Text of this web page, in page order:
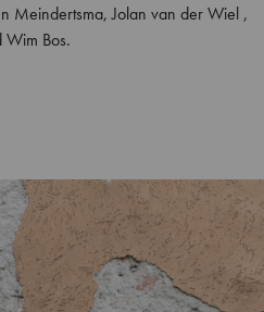
Meindertsma, Jolan van der Wiel ,
Bos.